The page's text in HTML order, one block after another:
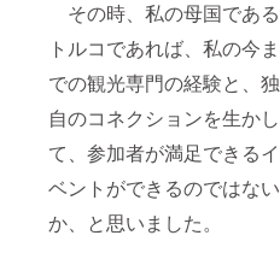
その時、私の母国である
トルコであれば、私の今ま
での観光専門の経験と、独
自のコネクションを生かし
て、参加者が満足できるイ
ベントができるのではない
か、と思いました。